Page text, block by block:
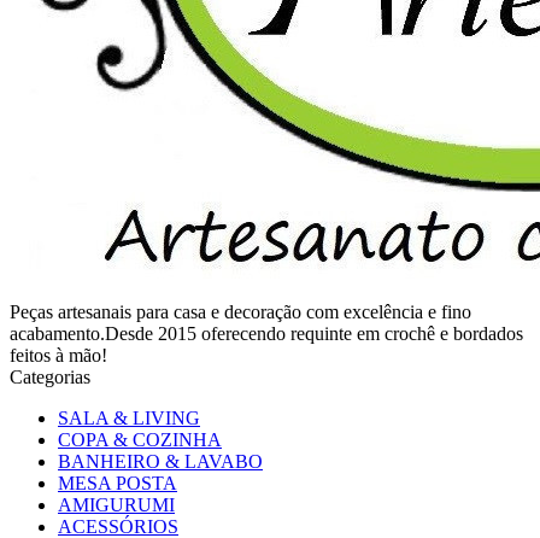
Peças artesanais para casa e decoração com excelência e fino
acabamento.Desde 2015 oferecendo requinte em crochê e bordados
feitos à mão!
Categorias
SALA & LIVING
COPA & COZINHA
BANHEIRO & LAVABO
MESA POSTA
AMIGURUMI
ACESSÓRIOS